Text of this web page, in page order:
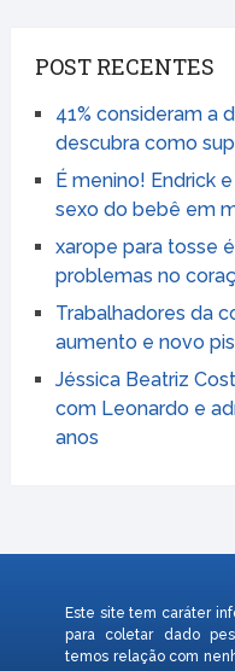
POST RECENTES
41% consideram a
descubra como
É menino! Endrick
sexo do bebê em
xarope para tosse
problemas no
Trabalhadores da
aumento e novo
Jéssica Beatriz
com Leonardo e
anos
Este site tem caráter
para coletar dado
temos relação com